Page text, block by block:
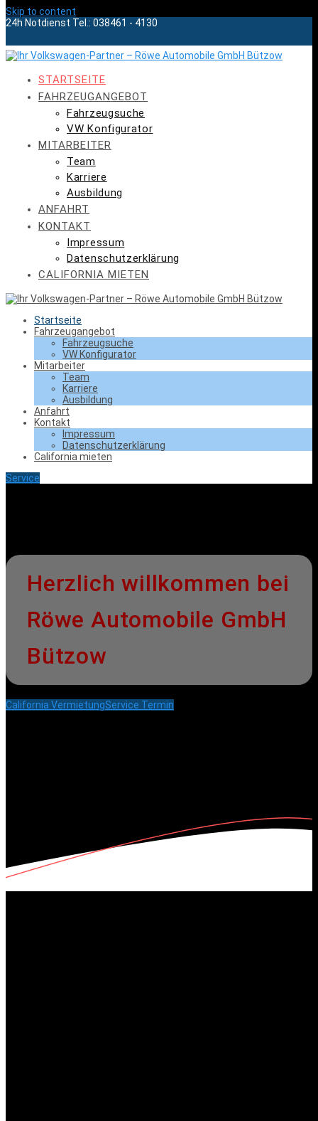
Skip to content
24h Notdienst Tel.: 038461 - 4130
STARTSEITE
FAHRZEUGANGEBOT
Fahrzeugsuche
VW Konfigurator
MITARBEITER
Team
Karriere
Ausbildung
ANFAHRT
KONTAKT
Impressum
Datenschutzerklärung
CALIFORNIA MIETEN
Startseite
Fahrzeugangebot
Fahrzeugsuche
VW Konfigurator
Mitarbeiter
Team
Karriere
Ausbildung
Anfahrt
Kontakt
Impressum
Datenschutzerklärung
California mieten
Service
Herzlich willkommen bei
Röwe Automobile GmbH
Bützow
California VermietungService Termin